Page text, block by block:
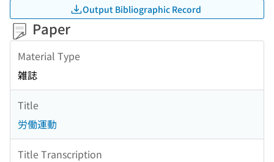
Output Bibliographic Record
Paper
Material Type
雑誌
Title
労働運動
Title Transcription